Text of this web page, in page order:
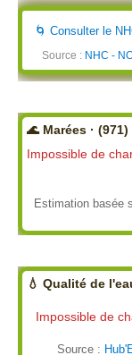
🌀 Consulter le
Source : NHC -
🌊 Marées · (971)
Impossible de
Estimation basée
💧 Qualité de
Impossible de
Source :